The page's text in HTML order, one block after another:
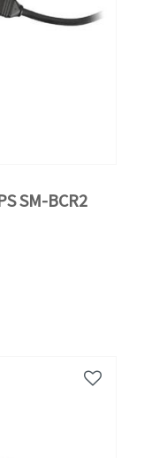
SM-BCR2